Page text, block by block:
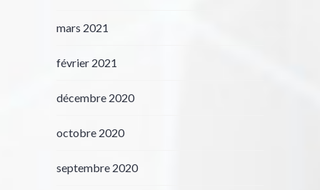
mars 2021
février 2021
décembre 2020
octobre 2020
septembre 2020